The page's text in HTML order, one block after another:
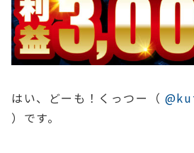
はい、どーも！くっつー（
）です。